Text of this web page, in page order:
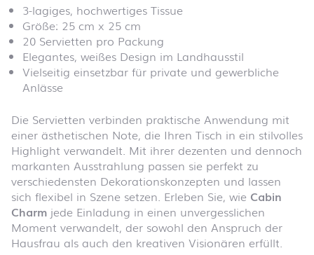
3-lagiges, hochwertiges Tissue
Größe: 25 cm x 25 cm
20 Servietten pro Packung
Elegantes, weißes Design im Landhausstil
Vielseitig einsetzbar für private und gewerbliche
Anlässe
Die Servietten verbinden praktische Anwendung mit
einer ästhetischen Note, die Ihren Tisch in ein stilvolles
Highlight verwandelt. Mit ihrer dezenten und dennoch
markanten Ausstrahlung passen sie perfekt zu
verschiedensten Dekorationskonzepten und lassen
sich flexibel in Szene setzen. Erleben Sie, wie Cabin
Charm jede Einladung in einen unvergesslichen
Moment verwandelt, der sowohl den Anspruch der
Hausfrau als auch den kreativen Visionären erfüllt.